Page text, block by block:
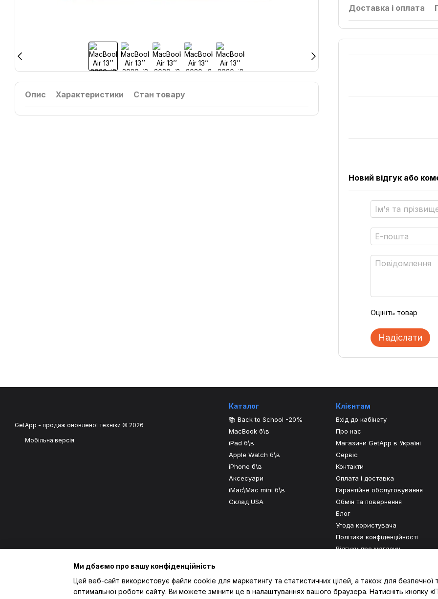
Опис Характеристики Стан товару
Доставка і оплата
Новий відгук або
Оцініть товар
Надіслати
GetApp - продаж оновленої техніки © 2026
Мобільна версія
Каталог
📚 Back to School -20%
MacBook б\в
iPad б\в
Apple Watch б\в
iPhone б\в
Аксесуари
iMac\Mac mini б\в
Склад USA
Клієнтам
Вхід до кабінету
Про нас
Магазини GetApp в Україні
Сервіс
Контакти
Оплата і доставка
Гарантійне обслуговування
Обмін та повернення
Блог
Угода користувача
Політика конфіденційності
Відгуки про магазин
Ми дбаємо про вашу конфіденційність
Цей веб-сайт використовує файли cookie для маркетингу та статистичних цілей, а також для безпечної
оптимальної роботи сайту. Ви можете змінити це в налаштуваннях вашого браузера. Натисніть кнопку